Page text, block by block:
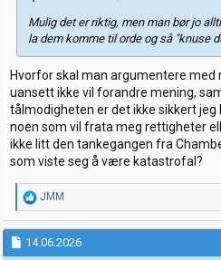
Mulig det er riktig, men man bør jo
la dem komme til orde og så "knuse
Hvorfor skal man argumentere med
uansett ikke vil forandre mening,
tålmodigheten er det ikke sikkert jeg
noen som vil frata meg rettigheter
ikke litt den tankegangen fra
som viste seg å være katastrofal?
R
e
a
k
JMM
14.06.2026